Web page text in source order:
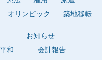
オリンピック 築地移転
平和
お知らせ
会計報告